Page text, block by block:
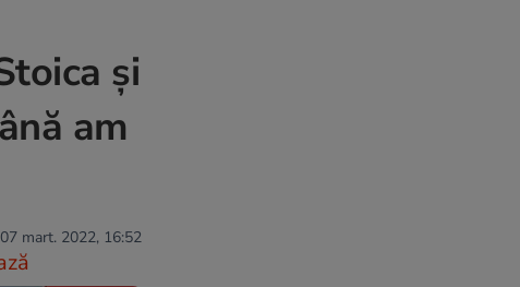
și
am
mart. 2022, 16:52